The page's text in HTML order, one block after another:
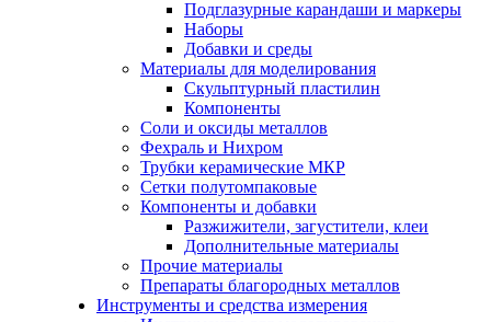
Подглазурные карандаши и маркеры
Наборы
Добавки и среды
Материалы для моделирования
Скульптурный пластилин
Компоненты
Соли и оксиды металлов
Фехраль и Нихром
Трубки керамические МКР
Сетки полутомпаковые
Компоненты и добавки
Разжижители, загустители, клеи
Дополнительные материалы
Прочие материалы
Препараты благородных металлов
Инструменты и средства измерения